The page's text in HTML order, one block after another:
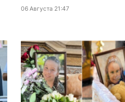
06 Августа 21:47